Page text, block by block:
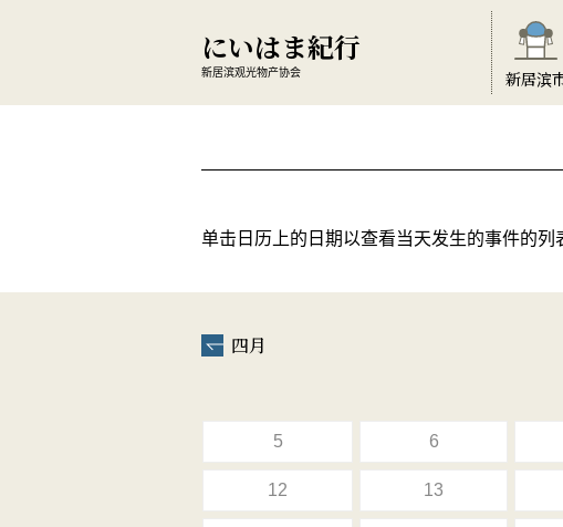
にいはま紀行
新居滨观光物产协会 新居滨
单击日历上的日期以查看当天发生的事件的列
四月
5 6
12 13